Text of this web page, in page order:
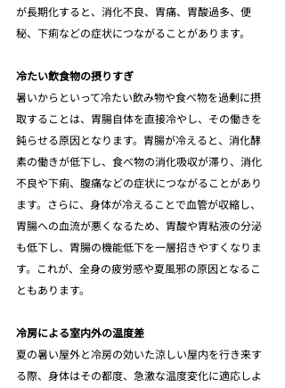
が長期化すると、消化不良、胃痛、胃酸過多、便
秘、下痢などの症状につながることがあります。
冷たい飲食物の摂りすぎ
暑いからといって冷たい飲み物や食べ物を過剰に摂
取することは、胃腸自体を直接冷やし、その働きを
鈍らせる原因となります。胃腸が冷えると、消化酵
素の働きが低下し、食べ物の消化吸収が滞り、消化
不良や下痢、腹痛などの症状につながることがあり
ます。さらに、身体が冷えることで血管が収縮し、
胃腸への血流が悪くなるため、胃酸や胃粘液の分泌
も低下し、胃腸の機能低下を一層招きやすくなりま
す。これが、全身の疲労感や夏風邪の原因となるこ
ともあります。
冷房による室内外の温度差
夏の暑い屋外と冷房の効いた涼しい屋内を行き来す
る際、身体はその都度、急激な温度変化に適応しよ